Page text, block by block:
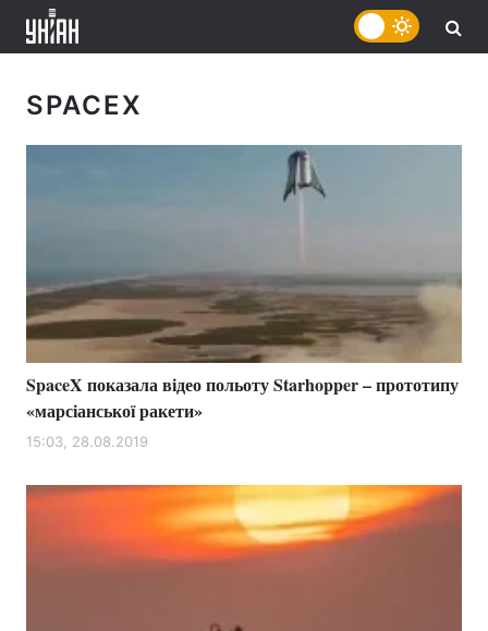
SPACEX
SpaceX показала відео польоту Starhopper – прототипу
«марсіанської ракети»
15:03, 28.08.2019